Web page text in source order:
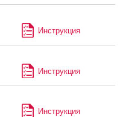
Инструкция
Инструкция
Инструкция